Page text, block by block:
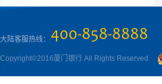
大陆客服热线：
Copyright©2016厦门银行 All Rights Reserved.